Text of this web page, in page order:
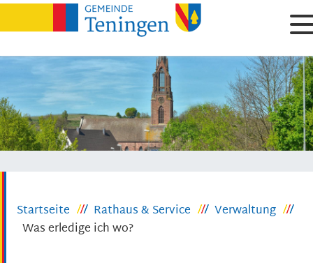
Startseite Rathaus & Service
Verwaltung
Was erledige ich wo?